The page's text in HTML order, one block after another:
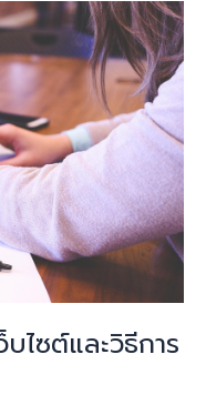
ไซต์และวิธีการ